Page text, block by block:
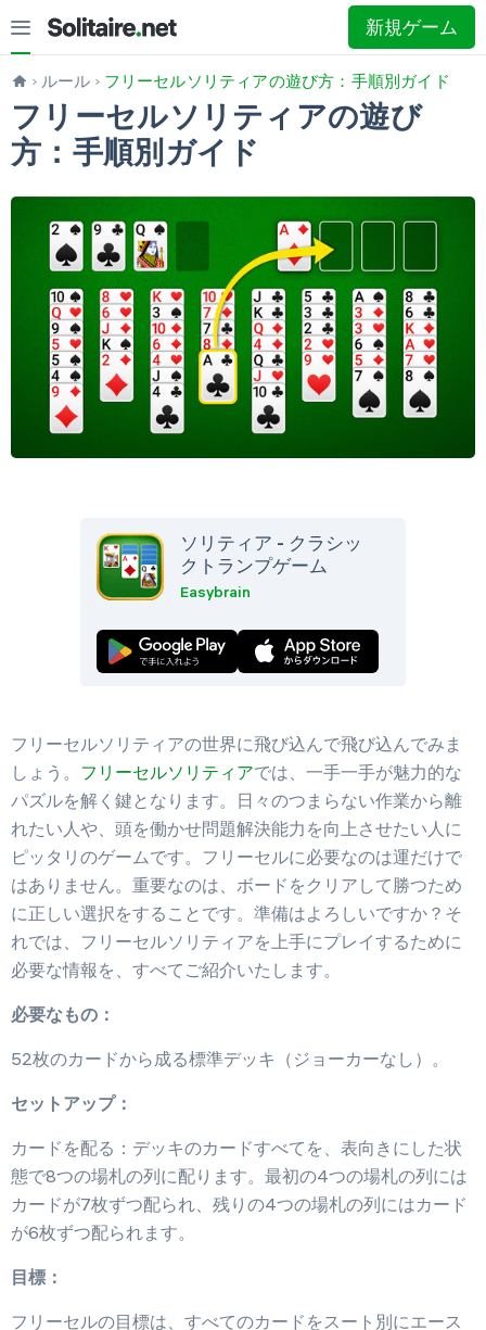
新規ゲーム
1枚引き
3枚引き
ルール フリーセルソリティアの遊び方：手順別ガイド
フリーセルソリティアの遊び
方：手順別ガイド
ソリティア - クラシッ
クトランプゲーム
Easybrain
フリーセルソリティアの世界に飛び込んで飛び込んでみま
しょう。 フリーセルソリティアでは、一手一手が魅力的な
パズルを解く鍵となります。日々のつまらない作業から離
れたい人や、頭を働かせ問題解決能力を向上させたい人に
ピッタリのゲームです。フリーセルに必要なのは運だけで
はありません。重要なのは、ボードをクリアして勝つため
に正しい選択をすることです。準備はよろしいですか？そ
れでは、フリーセルソリティアを上手にプレイするために
必要な情報を、すべてご紹介いたします。
必要なもの：
52枚のカードから成る標準デッキ（ジョーカーなし）。
セットアップ：
カードを配る：デッキのカードすべてを、表向きにした状
態で8つの場札の列に配ります。最初の4つの場札の列には
カードが7枚ずつ配られ、残りの4つの場札の列にはカード
が6枚ずつ配られます。
目標：
フリーセルの目標は、すべてのカードをスート別にエース